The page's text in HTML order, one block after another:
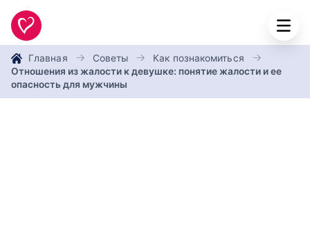
Главная Советы
Как познакомиться
Отношения из жалости к девушке: понятие жалости и ее
опасность для мужчины